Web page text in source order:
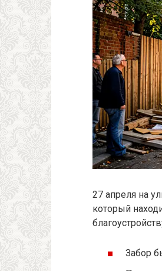
27 апреля на
который
Забор